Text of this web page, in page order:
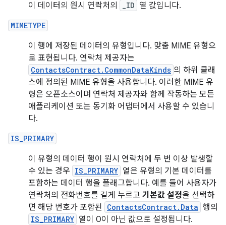
이 데이터의 원시 연락처의 _ID 열 값입니다.
MIMETYPE
이 행에 저장된 데이터의 유형입니다. 맞춤 MIME 유형으
로 표현됩니다. 연락처 제공자는
ContactsContract.CommonDataKinds 의 하위 클래
스에 정의된 MIME 유형을 사용합니다. 이러한 MIME 유
형은 오픈소스이며 연락처 제공자와 함께 작동하는 모든
애플리케이션 또는 동기화 어댑터에서 사용할 수 있습니
다.
IS_PRIMARY
이 유형의 데이터 행이 원시 연락처에 두 번 이상 발생할
수 있는 경우 IS_PRIMARY 열은 유형의 기본 데이터를
포함하는 데이터 행을 플래그합니다. 예를 들어 사용자가
연락처의 전화번호를 길게 누르고 기본값 설정을 선택하
면 해당 번호가 포함된 ContactsContract.Data 행의
IS_PRIMARY 열이 0이 아닌 값으로 설정됩니다.